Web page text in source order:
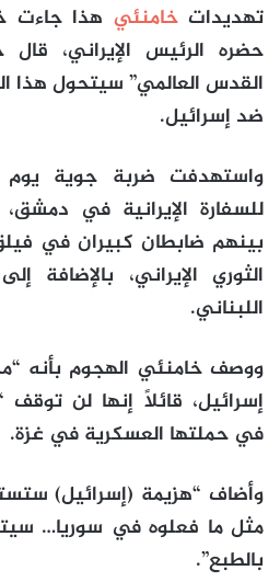
تهديداتخامنئي هذا جاءت
حضره الرئيس الإيراني،
القدس العالمي” سيتحول هذا
ضد إسرائيل.
واستهدفت ضربة جوية يوم
بينهم ضابطان كبيران في
الثوري الإيراني،
اللبناني.
ووصف خامنئي الهجوم بأنه
إسرائيل، قائلاً إنها لن توقف
في حملتها العسكرية في غزة.
وأضاف “هزيمة (إسرائيل)
مثل ما فعلوه في سوريا…
بالطبع”.